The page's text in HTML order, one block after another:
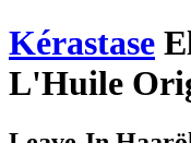
Kérastase
L'Huile